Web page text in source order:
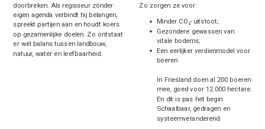
doorbreken. Als regisseur zónder
eigen agenda verbindt hij belangen,
spreekt partijen aan en houdt koers
op gezamenlijke doelen. Zo ontstaat
er wél balans tussen landbouw,
natuur, water en leefbaarheid.
Zo zorgen ze voor:
Minder CO₂-uitstoot;
Gezondere gewassen van
vitale bodems;
Een eerlijker verdienmodel voor
boeren
In Friesland doen al 200 boeren
mee, goed voor 12.000 hectare.
En dit is pas het begin.
Schaalbaar, gedragen en
systeemveranderend.